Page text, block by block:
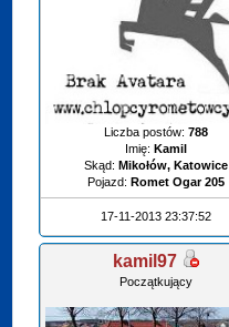
Liczba postów:788
Imię: Kamil
Skąd: Mikołów, Katowice
Pojazd: Romet Ogar 205
17-11-2013 23:37:52
kamil97
Początkujący